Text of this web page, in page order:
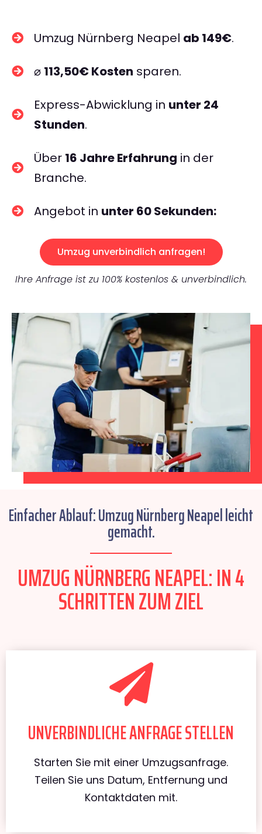
Umzug Nürnberg Neapel ab 149€.
⌀ 113,50€ Kosten sparen.
Express-Abwicklung in unter 24
Stunden.
Über 16 Jahre Erfahrung in der
Branche.
Angebot in unter 60 Sekunden:
Umzug unverbindlich anfragen!
Ihre Anfrage ist zu 100% kostenlos & unverbindlich.
Einfacher Ablauf: Umzug Nürnberg Neapel leicht
gemacht.
UMZUG NÜRNBERG NEAPEL: IN 4
SCHRITTEN ZUM ZIEL
UNVERBINDLICHE ANFRAGE STELLEN
Starten Sie mit einer Umzugsanfrage.
Teilen Sie uns Datum, Entfernung und
Kontaktdaten mit.